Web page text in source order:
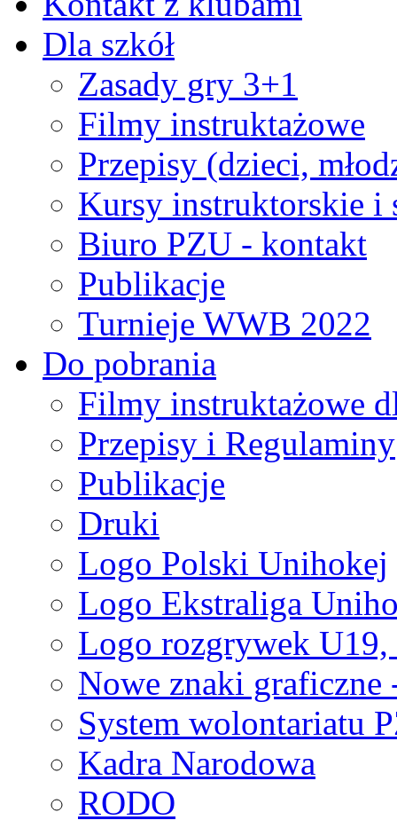
Dla szkół
Zasady gry 3+1
Filmy instruktażowe
Przepisy (dzieci,
Kursy instruktorskie i
Biuro PZU - kontakt
Publikacje
Turnieje WWB 2022
Do pobrania
Filmy instruktażowe
Przepisy i Regulaminy
Publikacje
Druki
Logo Polski Unihokej
Logo Ekstraliga
Logo rozgrywek
Nowe znaki graficzne
System wolontariatu
Kadra Narodowa
RODO